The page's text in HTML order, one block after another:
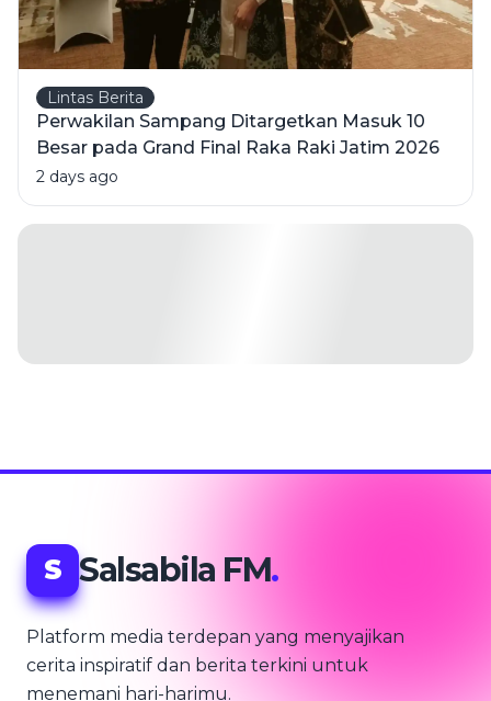
Lintas Berita
Perwakilan Sampang Ditargetkan Masuk 10
Besar pada Grand Final Raka Raki Jatim 2026
2 days ago
S Salsabila FM.
Platform media terdepan yang menyajikan
cerita inspiratif dan berita terkini untuk
menemani hari-harimu.